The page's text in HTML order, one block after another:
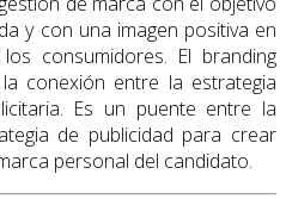
y con una imagen positiva en
consumidores. El branding
conexión entre la estrategia
Es un puente entre la
de publicidad para crear
personal del candidato.